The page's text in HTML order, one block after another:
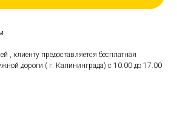
, клиенту предоставляется бесплатная
дороги ( г. Калининграда) с 10.00 до 17.00